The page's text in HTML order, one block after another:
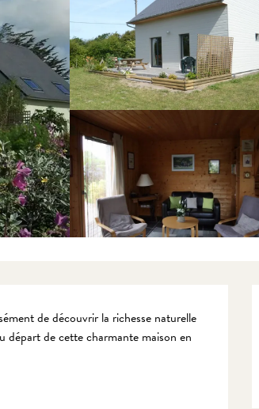
de découvrir la richesse naturelle
départ de cette charmante maison en